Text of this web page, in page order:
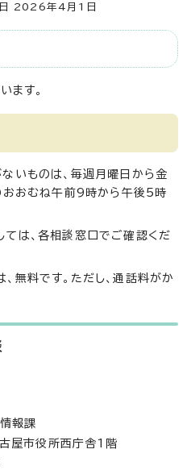
2026年4月1日
ます。
いものは、毎週月曜日から金
おおむね午前9時から午後5時
は、各相談窓口でご確認くだ
無料です。ただし、通話料がか
報課
屋市役所西庁舎1階